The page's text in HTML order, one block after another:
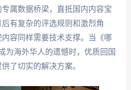
属数据桥梁，直抵国内内容宝
有复杂的评选规则和激烈角
容同样需要技术支撑。当《哪
为海外华人的遗憾时，优质回国
了切实的解决方案。